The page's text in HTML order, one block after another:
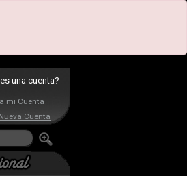
una cuenta?
mi Cuenta
Cuenta